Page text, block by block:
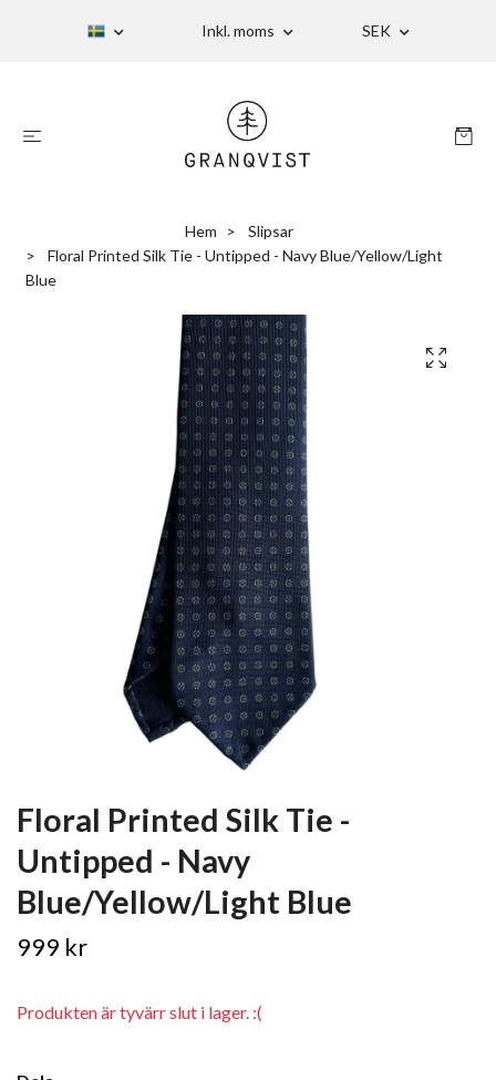
Inkl. moms SEK
Hem
Slipsar
Floral Printed Silk Tie - Untipped - Navy Blue/Yellow/Light
Blue
Floral Printed Silk Tie -
Untipped - Navy
Blue/Yellow/Light Blue
999 kr
Produkten är tyvärr slut i lager. :(